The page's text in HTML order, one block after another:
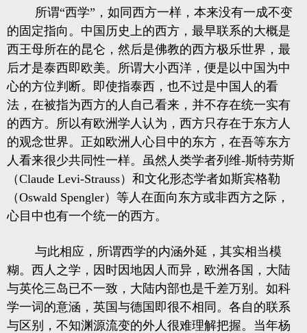
所谓“西学”，如同西方一样，本来没有一成不变
的固定指向。中国历史上的西方，最早联系的大概是
西王母所在的昆仑，然后是佛教的西方极乐世界，最
后才是泰西即欧美。所谓大小西洋，便是以中国为中
心的方位判断。即使指泰西，也不过是中国人的看
法，在被指为西方的人自己看来，并不存在统一实有
的西方。所以有欧洲学人认为，西方只存在于东方人
的观念世界。正如欧洲人心目中的东方，在吾等东方
人看来很少共同性一样。虽然人类学者列维-斯特劳斯
（Claude Levi-Strauss）和文化形态学者如斯宾格勒
（Oswald Spengler）等人在面向东方或非西方之际，
心目中也有一个统一的西方。
与此相应，所谓西学的内涵外延，其实相当模
糊。西人之学，因时因地因人而异，欧洲各国，大陆
与英伦三岛已不一致，大陆内部也是千差万别。如科
学一词的意涵，英国与德国即很不相同。各自的联系
与区别，不知渊源流变的外人很难理解把握。当年杨